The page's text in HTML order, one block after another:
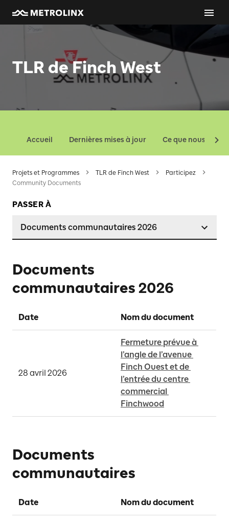
TLR de Finch West
Accueil Dernières mises à jour Ce que nous
Projets et Programmes TLR de Finch West
Participez
Community Documents
PASSER À
Documents communautaires 2026
Documents
communautaires 2026
Date Nom du document
28 avril 2026
Fermeture prévue à
l’angle de l’avenue
Finch Ouest et de
l’entrée du centre
commercial
Finchwood
Documents
communautaires
Date Nom du document